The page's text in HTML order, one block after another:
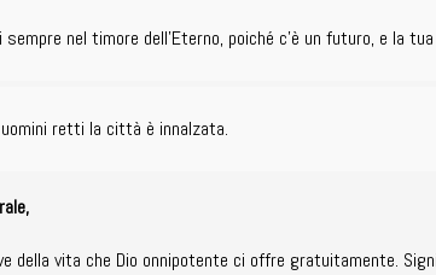
nel timore dell’Eterno, poiché c’è un futuro, e la
retti la città è innalzata.
della vita che Dio onnipotente ci offre gratuitamente.